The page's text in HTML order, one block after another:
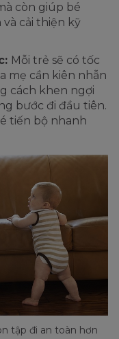
còn giúp bé
cải thiện kỹ
Mỗi trẻ sẽ có tốc
mẹ cần kiên nhẫn
cách khen ngợi
bước đi đầu tiên.
tiến bộ nhanh
tập đi an toàn hơn